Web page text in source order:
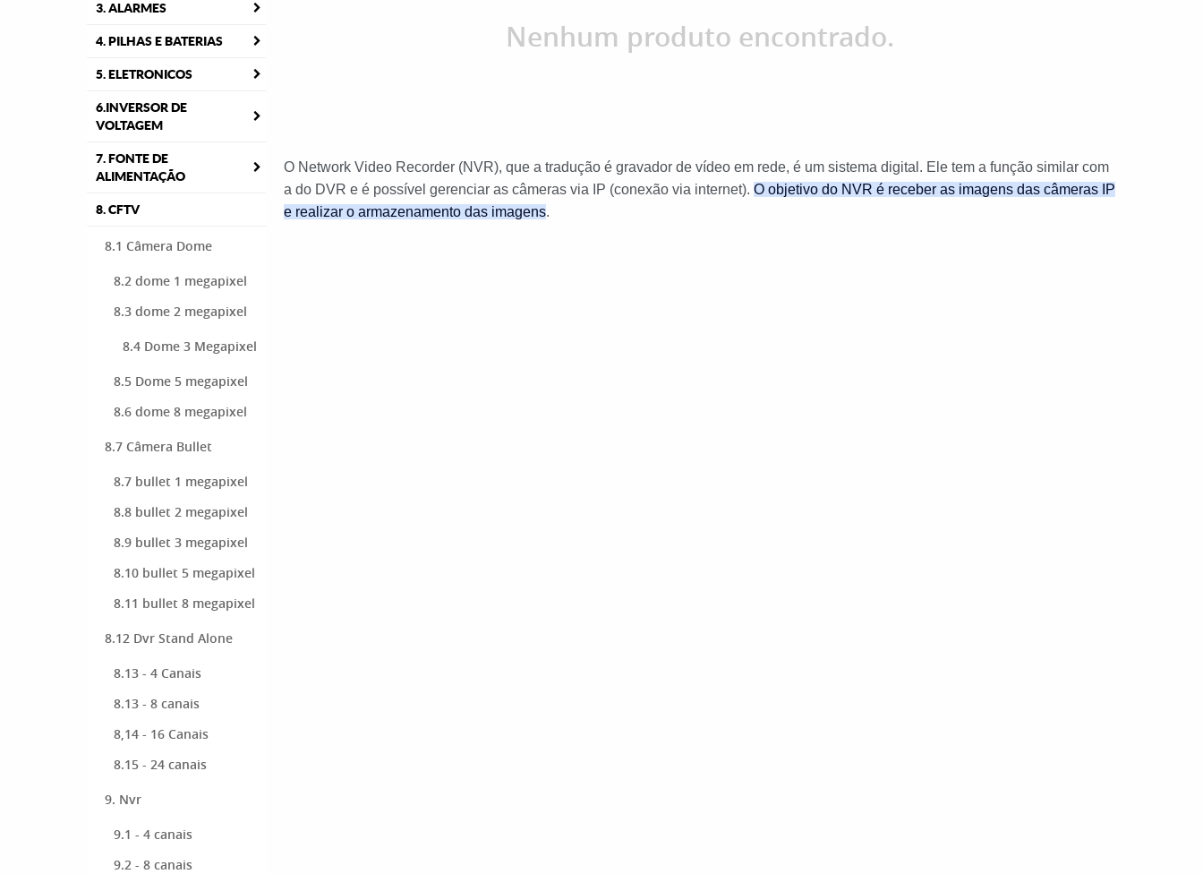
3. ALARMES
4. PILHAS E BATERIAS
5. ELETRONICOS
6.INVERSOR DE
VOLTAGEM
7. FONTE DE
ALIMENTAÇÃO
8. CFTV
8.1 Câmera Dome
8.2 dome 1 megapixel
8.3 dome 2 megapixel
8.4 Dome 3 Megapixel
8.5 Dome 5 megapixel
8.6 dome 8 megapixel
8.7 Câmera Bullet
8.7 bullet 1 megapixel
8.8 bullet 2 megapixel
8.9 bullet 3 megapixel
8.10 bullet 5 megapixel
8.11 bullet 8 megapixel
8.12 Dvr Stand Alone
8.13 - 4 Canais
8.13 - 8 canais
8,14 - 16 Canais
8.15 - 24 canais
9. Nvr
9.1 - 4 canais
9.2 - 8 canais
Nenhum produto encontrado.
O Network Video Recorder (NVR), que a tradução é gravador de vídeo em rede, é um sistema digital. Ele tem a função similar com
a do DVR e é possível gerenciar as câmeras via IP (conexão via internet). O objetivo do NVR é receber as imagens das câmeras IP
e realizar o armazenamento das imagens.